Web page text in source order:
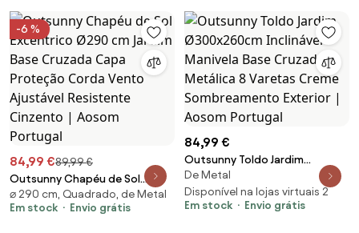
Portugal
-6 %
84,99 €89,99 €
Outsunny Chapéu de Sol
Excêntrico Ø290 cm Jardim
Base Cruzada Capa Proteção
⌀ 290 cm, Quadrado, de Metal
Em stock
Envio grátis
84,99 €
Outsunny Toldo Jardim
Ø300x260cm Inclinável
Manivela Base Cruzada
Metálica 8 Varetas Creme
De Metal
Disponível na lojas virtuais 2
Em stock
Envio grátis